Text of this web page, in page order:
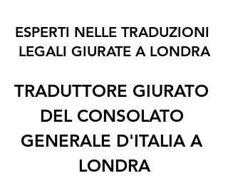
ESPERTI NELLE TRADUZIONI
LEGALI GIURATE A LONDRA
TRADUTTORE GIURATO
DEL CONSOLATO
GENERALE D'ITALIA A
LONDRA